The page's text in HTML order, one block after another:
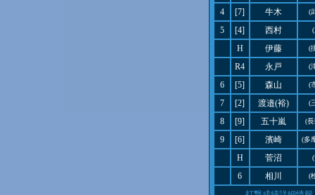
4 [7] 牛木 (
5 [4] 西村
H 伊藤 (
R4 永戸 (
6 [5] 森山 (
7 [2] 渡邉(裕) (
8 [9] 五十嵐 (
9 [6] 濱崎 (多
H 菅沼
6 相川 (